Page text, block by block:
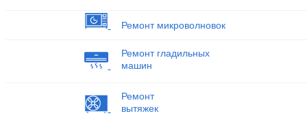
Ремонт микроволновок
Ремонт гладильных
машин
Ремонт
вытяжек